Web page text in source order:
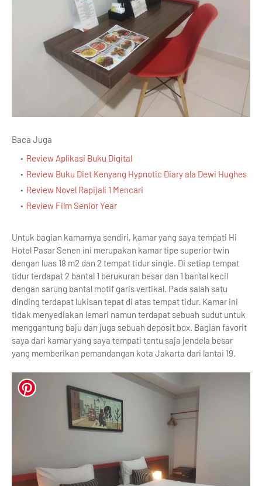
Baca Juga
Review Aplikasi Buku Digital
Review Buku Diet Kenyang Hypnotic Diary ala Dewi Hughes
Review Novel Rapijali 1 Mencari
Review Film Senior Year
Untuk bagian kamarnya sendiri, kamar yang saya tempati Hi
Hotel Pasar Senen ini merupakan kamar tipe superior twin
dengan luas 18 m2 dan 2 tempat tidur single. Di setiap tempat
tidur terdapat 2 bantal 1 berukuran besar dan 1 bantal kecil
dengan sarung bantal motif garis vertikal. Pada salah satu
dinding terdapat lukisan tepat di atas tempat tidur. Kamar ini
tidak menyediakan lemari namun terdapat sebuah sudut untuk
menggantung baju dan juga sebuah deposit box. Bagian favorit
saya dari kamar yang saya tempati tentu saja jendela besar
yang memberikan pemandangan kota Jakarta dari lantai 19.